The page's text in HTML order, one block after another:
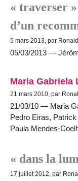
« traverser
d’un
5 mars 2013, par
05/03/2013 —
Maria
21 mars 2010, par
21/03/10 — Maria
Pedro Eiras,
Paula Mendes-
« dans la
17 juillet 2012, par